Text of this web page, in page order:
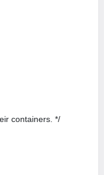
containers. */